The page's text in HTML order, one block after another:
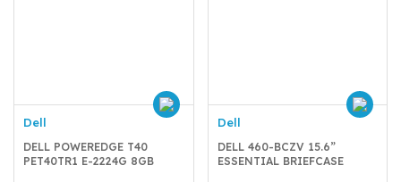
Dell
DELL POWEREDGE T40
PET40TR1 E-2224G 8GB
Dell
DELL 460-BCZV 15.6”
ESSENTIAL BRIEFCASE